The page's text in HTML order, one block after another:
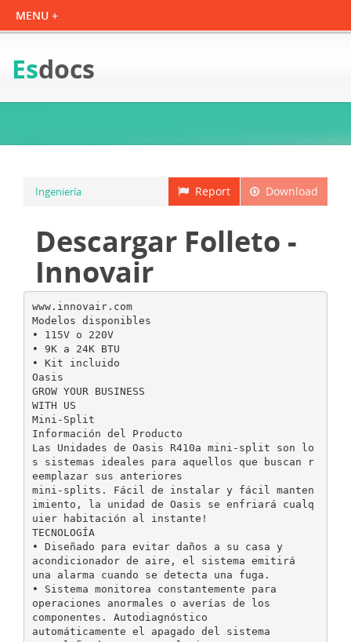
Esdocs
Download
Report
Ingeniería
Descargar Folleto -
Innovair
www.innovair.com
Modelos disponibles
• 115V o 220V
• 9K a 24K BTU
• Kit incluido
Oasis
GROW YOUR BUSINESS
WITH US
Mini-Split
Información del Producto
Las Unidades de Oasis R410a mini-split son lo
s sistemas ideales para aquellos que buscan r
eemplazar sus anteriores
mini-splits. Fácil de instalar y fácil manten
imiento, la unidad de Oasis se enfriará cualq
uier habitación al instante!
TECNOLOGÍA
• Diseñado para evitar daños a su casa y
acondicionador de aire, el sistema emitirá
una alarma cuando se detecta una fuga.
• Sistema monitorea constantemente para
operaciones anormales o averías de los
componentes. Autodiagnóstico
automáticamente el apagado del sistema